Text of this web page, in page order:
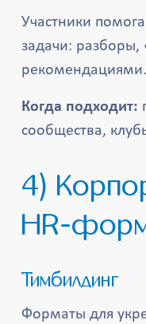
Участники
задачи: разборы,
рекомендациями.
Когда подходит:
сообщества,
4) Корпоративные и
HR-
Тимбилдинг
Форматы для